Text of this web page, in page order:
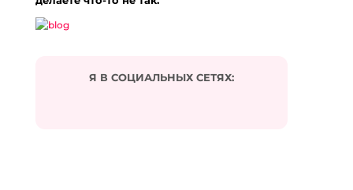
Я В СОЦИАЛЬНЫХ СЕТЯХ: